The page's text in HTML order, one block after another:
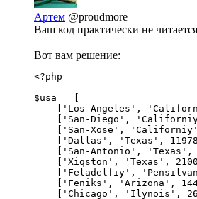
Артем @proudmore
Ваш код практически не
Вот вам решение:
<?php
$usa = [
['Los-Angeles',
['San-Diego',
['San-Xose',
['Dallas', 'Texas',
['San-Antonio', 'Texas',
['Xiqston', 'Texas',
['Feladelfiy',
['Feniks', 'Arizona',
['Chicago', 'Ilynois',